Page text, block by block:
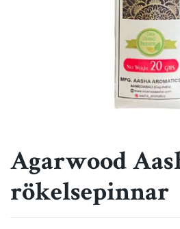
Agarwood
rökelsepinnar